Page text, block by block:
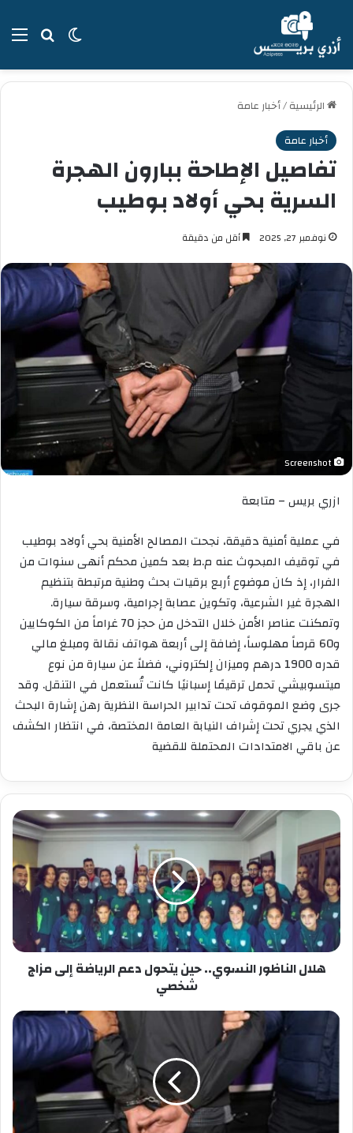
بحثالوضع
الرئيسية/أخبار عامة
أخبار عامة
تفاصيل الإطاحة ببارون الهجرة
السرية بحي أولاد بوطيب
نوفمبر 27, 2025 أقل من دقيقة
ازري بريس – متابعة
في عملية أمنية دقيقة، نجحت المصالح الأمنية بحي أولاد بوطيب
في توقيف المبحوث عنه م.ط بعد كمين محكم أنهى سنوات من
الفرار، إذ كان موضوع أربع برقيات بحث وطنية مرتبطة بتنظيم
الهجرة غير الشرعية، وتكوين عصابة إجرامية، وسرقة سيارة.
وتمكنت عناصر الأمن خلال التدخل من حجز 70 غراماً من الكوكايين
و60 قرصاً مهلوساً، إضافة إلى أربعة هواتف نقالة ومبلغ مالي
قدره 1900 درهم وميزان إلكتروني، فضلاً عن سيارة من نوع
ميتسوبيشي تحمل ترقيمًا إسبانيًا كانت تُستعمل في التنقل. وقد
جرى وضع الموقوف تحت تدابير الحراسة النظرية رهن إشارة البحث
الذي يجري تحت إشراف النيابة العامة المختصة، في انتظار الكشف
عن باقي الامتدادات المحتملة للقضية
هلال
الناظور
النسوي..
حين
يتحول
دعم
الرياضة
إلى
مزاج
شخصي
هلال الناظور النسوي.. حين يتحول دعم الرياضة إلى مزاج
شخصي
العثور
على
طفلين
جثتين
داخل
صهريج